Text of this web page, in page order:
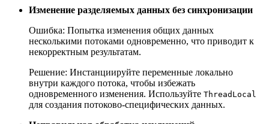
Изменение разделяемых данных без синхронизации
Ошибка: Попытка изменения общих данных
несколькими потоками одновременно, что приводит к
некорректным результатам.
Решение: Инстанциируйте переменные локально
внутри каждого потока, чтобы избежать
одновременного изменения. Используйте ThreadLocal
для создания потоково-специфических данных.